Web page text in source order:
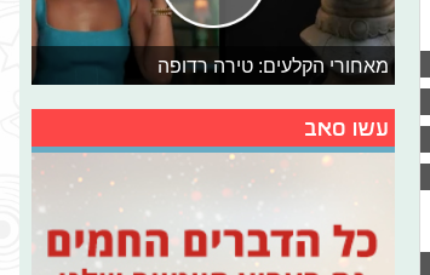
מאחורי הקלעים: טירה רדופה
עשו סאב